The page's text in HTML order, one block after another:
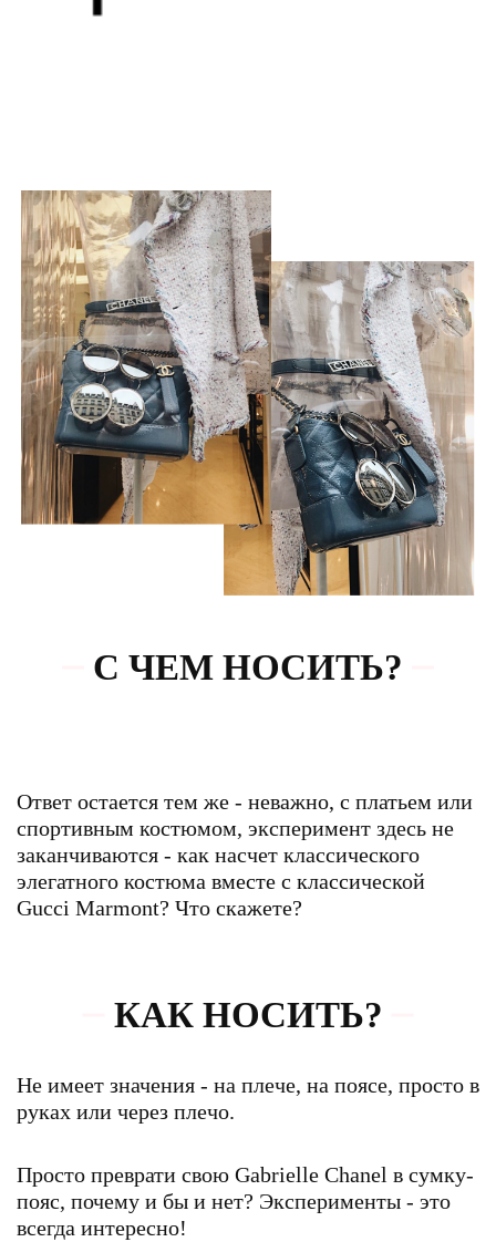
С ЧЕМ НОСИТЬ?
Ответ остается тем же - неважно, с платьем или
спортивным костюмом, эксперимент здесь не
заканчиваются - как насчет классического
элегатного костюма вместе с классической
Gucci Marmont? Что скажете?
КАК НОСИТЬ?
Не имеет значения - на плече, на поясе, просто в
руках или через плечо.
Просто преврати свою Gabrielle Chanel в сумку-
пояс, почему и бы и нет? Эксперименты - это
всегда интересно!